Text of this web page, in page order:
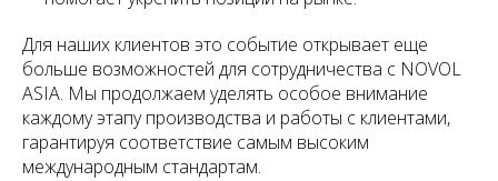
Для наших клиентов это событие открывает еще
больше возможностей для сотрудничества с NOVOL
ASIA. Мы продолжаем уделять особое внимание
каждому этапу производства и работы с клиентами,
гарантируя соответствие самым высоким
международным стандартам.